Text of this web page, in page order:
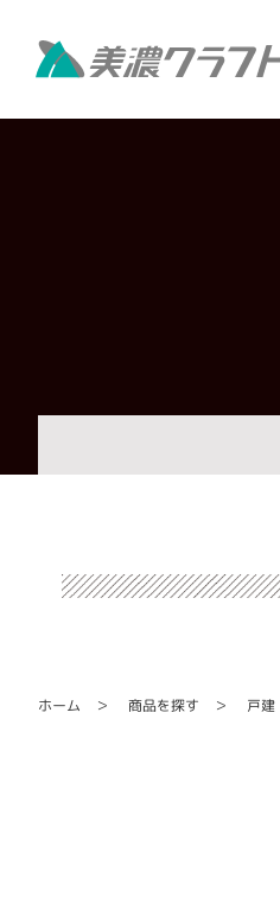
ホーム 商品を探す 戸建